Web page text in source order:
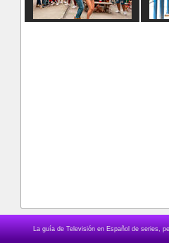
La guía de Televisión en Español de series,